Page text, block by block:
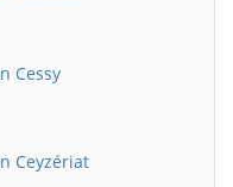
Cessy
Ceyzériat